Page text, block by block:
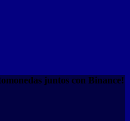
juntos con Binance!